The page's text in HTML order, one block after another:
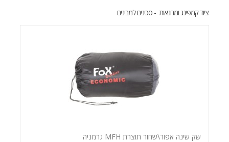
ציוד קמפינג ומחנאות ‏ - סכינים למבינים
שק שינה אפור\שחור תוצרת MFH גרמניה